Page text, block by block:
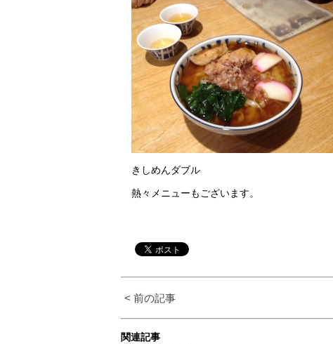
きしめんダブル
熱々メニューもございます。
< 前の記事
関連記事